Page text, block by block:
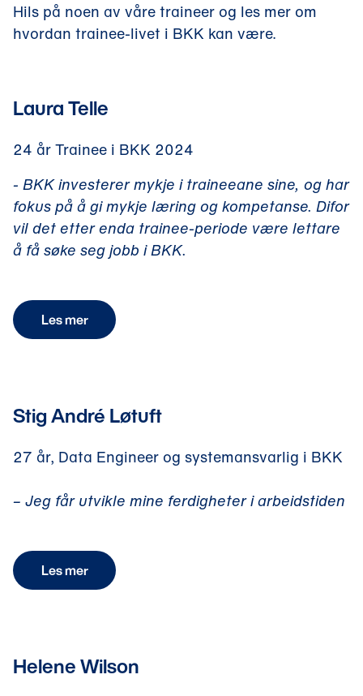
Hils på noen av våre traineer og les mer om
hvordan trainee-livet i BKK kan være.
Laura Telle
24 år Trainee i BKK 2024
- BKK investerer mykje i traineeane sine, og har
fokus på å gi mykje læring og kompetanse. Difor
vil det etter enda trainee-periode være lettare
å få søke seg jobb i BKK.
Les mer
27 år, Data Engineer og systemansvarlig i BKK
– Jeg får utvikle mine ferdigheter i arbeidstiden
Les mer
Helene Wilson